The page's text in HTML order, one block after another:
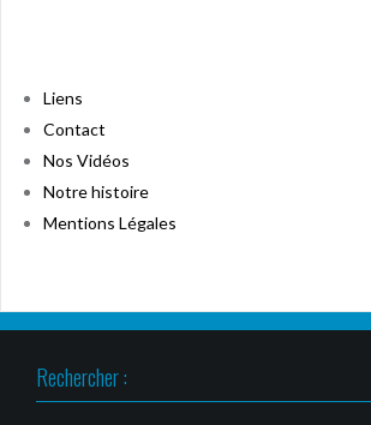
Liens
Contact
Nos Vidéos
Notre histoire
Mentions Légales
Rechercher :